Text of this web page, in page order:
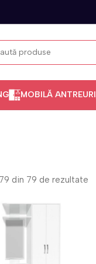
MOBILĂ ANTREURI
din 79 de rezultate